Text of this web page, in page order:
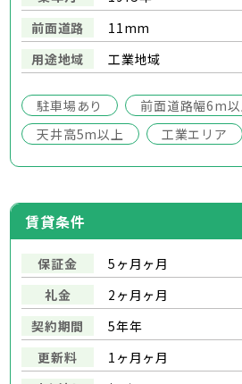
前面道路
11mm
用途地域
工業地域
駐車場あり
前面道路幅6m
天井高5m以上
工業エリア
賃貸条件
保証金
5ヶ月ヶ月
礼金
2ヶ月ヶ月
契約期間
5年年
更新料
1ヶ月ヶ月